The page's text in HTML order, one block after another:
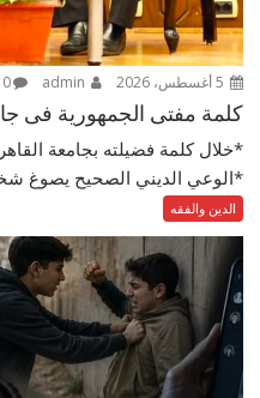
0
كلمة مفتى الجمهورية فى
*خلال كلمة فضيلته بجامعة
*الوعي الديني الصحيح يصوغ
الدين والفقه